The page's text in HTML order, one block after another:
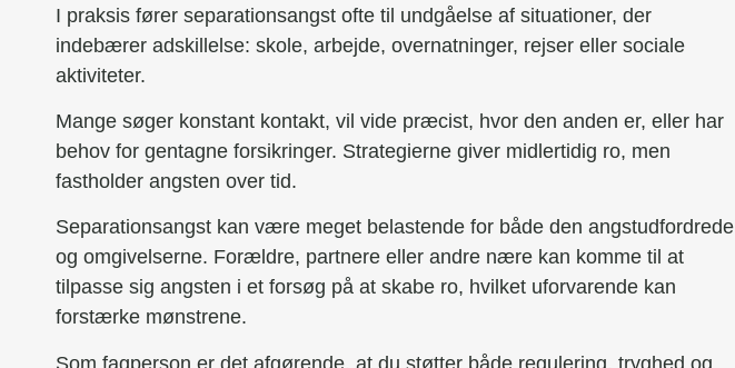
I praksis fører separationsangst ofte til undgåelse af situationer, der
indebærer adskillelse: skole, arbejde, overnatninger, rejser eller sociale
aktiviteter.
Mange søger konstant kontakt, vil vide præcist, hvor den anden er, eller har
behov for gentagne forsikringer. Strategierne giver midlertidig ro, men
fastholder angsten over tid.
Separationsangst kan være meget belastende for både den angstudfordrede
og omgivelserne. Forældre, partnere eller andre nære kan komme til at
tilpasse sig angsten i et forsøg på at skabe ro, hvilket uforvarende kan
forstærke mønstrene.
Som fagperson er det afgørende, at du støtter både regulering, tryghed og